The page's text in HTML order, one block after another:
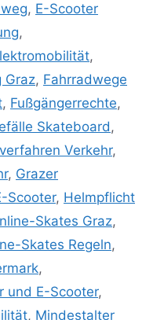
, E-Scooter
,
,
Graz, Fahrradwege
, Fußgängerrechte,
Skateboard,
Verkehr,
, Grazer
Scooter, Helmpflicht
Skates Graz,
Skates Regeln,
,
und E-Scooter,
, Mindestalter